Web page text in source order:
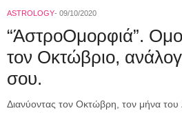
ASTROLOGY 09/10/2020
“ΆστροΟμορφιά”.
τον Οκτώβριο,
σου.
Διανύοντας τον Οκτώβρη, τον μήνα